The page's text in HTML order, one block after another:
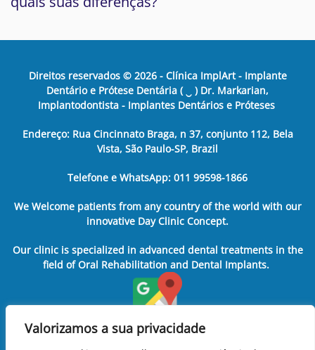
Valorizamos a sua privacidade
Direitos reservados © 2026- Clínica ImplArt - Implante
Dentário e Prótese Dentária ( ‿ ) Dr. Markarian,
Implantodontista - Implantes Dentários e Próteses
Endereço: Rua Cincinnato Braga, n 37, conjunto 112, Bela
Vista, São Paulo-SP, Brazil
Telefone e WhatsApp: 011 99598-1866
We Welcome patients from any country of the world with our
innovative Day Clinic Concept.
Our clinic is specialized in advanced dental treatments in the
field of Oral Rehabilitation and Dental Implants.